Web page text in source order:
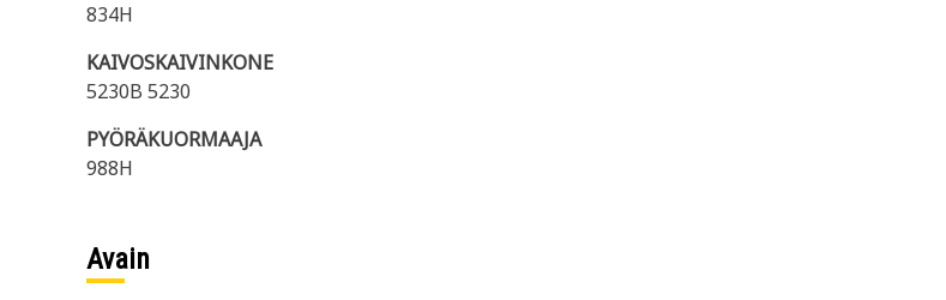
834H
KAIVOSKAIVINKONE
5230B 5230
PYÖRÄKUORMAAJA
988H
Avain